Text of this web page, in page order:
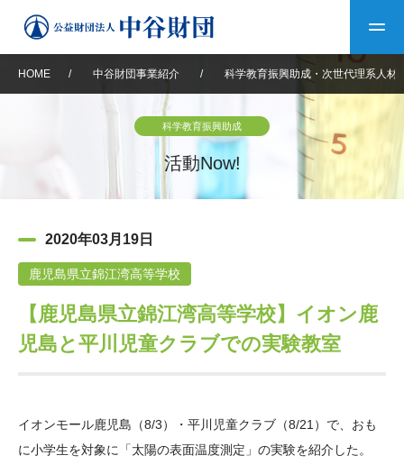
中谷財団について
設立趣意書
沿革 40年史デジタルブック
中谷財団40年史
役員・評議員 公開情報
中谷財団事業紹介
神戸賞 長期大型研究助成
大学院生奨学金
国際学生交流プログラ
ム
中谷財団動画紹介
その他情報
アクセス よくあるご質問
日本語 English マイページ
HOME / 中谷財団事業紹介 / 科学教育振興助成・次世代理系人材
科学教育振興助成
活動Now!
2020年03月19日
鹿児島県立錦江湾高等学校
【鹿児島県立錦江湾高等学校】イオン鹿
児島と平川児童クラブでの実験教室
イオンモール鹿児島（8/3）・平川児童クラブ（8/21）で、おも
に小学生を対象に「太陽の表面温度測定」の実験を紹介した。